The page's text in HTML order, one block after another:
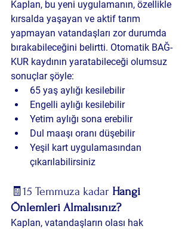
Kaplan, bu yeni uygulamanın, özellikle
kırsalda yaşayan ve aktif tarım
yapmayan vatandaşları zor durumda
bırakabileceğini belirtti. Otomatik BAĞ-
KUR kaydının yaratabileceği olumsuz
sonuçlar şöyle:
65 yaş aylığı kesilebilir
Engelli aylığı kesilebilir
Yetim aylığı sona erebilir
Dul maaşı oranı düşebilir
Yeşil kart uygulamasından
çıkarılabilirsiniz
🧾15 Temmuza kadar Hangi
Önlemleri Almalısınız?
Kaplan, vatandaşların olası hak